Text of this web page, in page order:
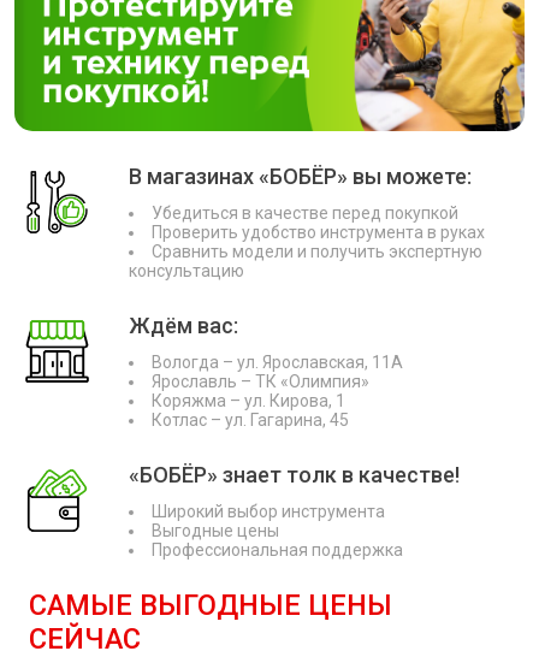
В магазинах «БОБЁР» вы можете:
Убедиться в качестве перед покупкой
Проверить удобство инструмента в руках
Сравнить модели и получить экспертную
консультацию
Ждём вас:
Вологда – ул. Ярославская, 11А
Ярославль – ТК «Олимпия»
Коряжма – ул. Кирова, 1
Котлас – ул. Гагарина, 45
«БОБЁР» знает толк в качестве!
Широкий выбор инструмента
Выгодные цены
Профессиональная поддержка
САМЫЕ ВЫГОДНЫЕ ЦЕНЫ
СЕЙЧАС